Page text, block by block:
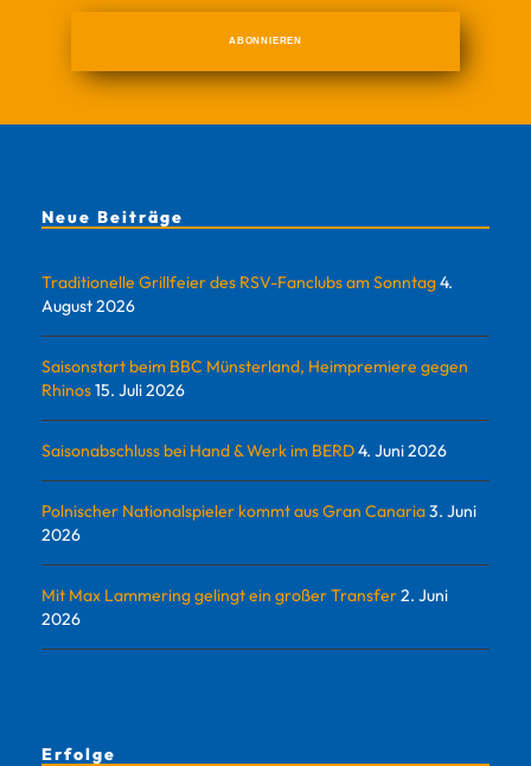
Neue Beiträge
Traditionelle Grillfeier des RSV-Fanclubs am Sonntag4.
August 2026
Saisonstart beim BBC Münsterland, Heimpremiere gegen
Rhinos15. Juli 2026
Saisonabschluss bei Hand & Werk im BERD4. Juni 2026
Polnischer Nationalspieler kommt aus Gran Canaria3. Juni
2026
Mit Max Lammering gelingt ein großer Transfer2. Juni
2026
Erfolge